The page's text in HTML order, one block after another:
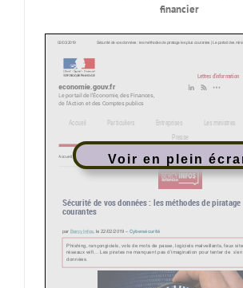
financier
Voir en plein